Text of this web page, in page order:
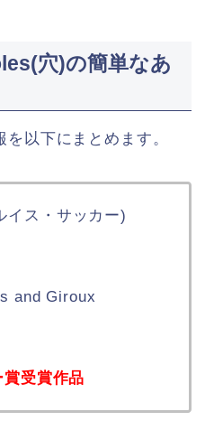
穴)の簡単なあ
以下にまとめます。
イス・サッカー)
and Giroux
受賞作品